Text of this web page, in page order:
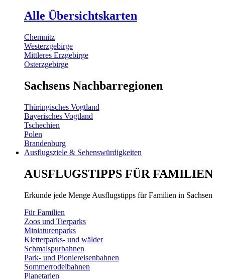
Alle Übersichtskarten
Chemnitz
Westerzgebirge
Mittleres Erzgebirge
Osterzgebirge
Sachsens Nachbarregionen
Thüringisches Vogtland
Bayerisches Vogtland
Tschechien
Polen
Brandenburg
Ausflugsziele & Sehenswürdigkeiten
AUSFLUGSTIPPS FÜR FAMILIEN
Erkunde jede Menge Ausflugstipps für Familien in Sachsen
Für Familien
Zoos und Tierparks
Miniaturenparks
Kletterparks- und wälder
Schmalspurbahnen
Park- und Pioniereisenbahnen
Sommerrodelbahnen
Planetarien